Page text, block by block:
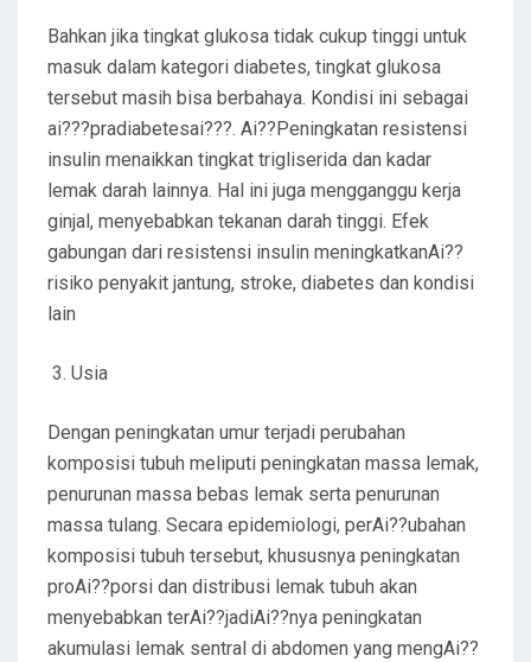
Bahkan jika tingkat glukosa tidak cukup tinggi untuk
masuk dalam kategori diabetes, tingkat glukosa
tersebut masih bisa berbahaya. Kondisi ini sebagai
ai???pradiabetesai???. Ai??Peningkatan resistensi
insulin menaikkan tingkat trigliserida dan kadar
lemak darah lainnya. Hal ini juga mengganggu kerja
ginjal, menyebabkan tekanan darah tinggi. Efek
gabungan dari resistensi insulin meningkatkanAi??
risiko penyakit jantung, stroke, diabetes dan kondisi
lain
Usia
Dengan peningkatan umur terjadi perubahan
komposisi tubuh meliputi peningkatan massa lemak,
penurunan massa bebas lemak serta penurunan
massa tulang. Secara epidemiologi, perAi??ubahan
komposisi tubuh tersebut, khususnya peningkatan
proAi??porsi dan distribusi lemak tubuh akan
menyebabkan terAi??jadiAi??nya peningkatan
akumulasi lemak sentral di abdomen yang mengAi??